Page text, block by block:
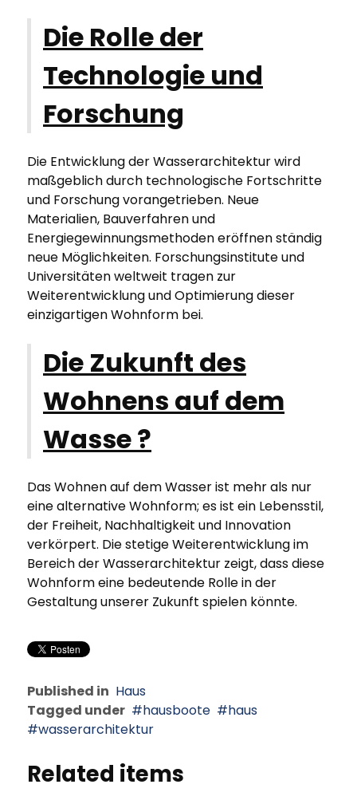
Die Rolle der
Technologie und
Forschung
Die Entwicklung der Wasserarchitektur wird
maßgeblich durch technologische Fortschritte
und Forschung vorangetrieben. Neue
Materialien, Bauverfahren und
Energiegewinnungsmethoden eröffnen ständig
neue Möglichkeiten. Forschungsinstitute und
Universitäten weltweit tragen zur
Weiterentwicklung und Optimierung dieser
einzigartigen Wohnform bei.
Die Zukunft des
Wohnens auf dem
Wasse ?
Das Wohnen auf dem Wasser ist mehr als nur
eine alternative Wohnform; es ist ein Lebensstil,
der Freiheit, Nachhaltigkeit und Innovation
verkörpert. Die stetige Weiterentwicklung im
Bereich der Wasserarchitektur zeigt, dass diese
Wohnform eine bedeutende Rolle in der
Gestaltung unserer Zukunft spielen könnte.
Published in Haus
Tagged under
hausboote
haus
wasserarchitektur
Related items